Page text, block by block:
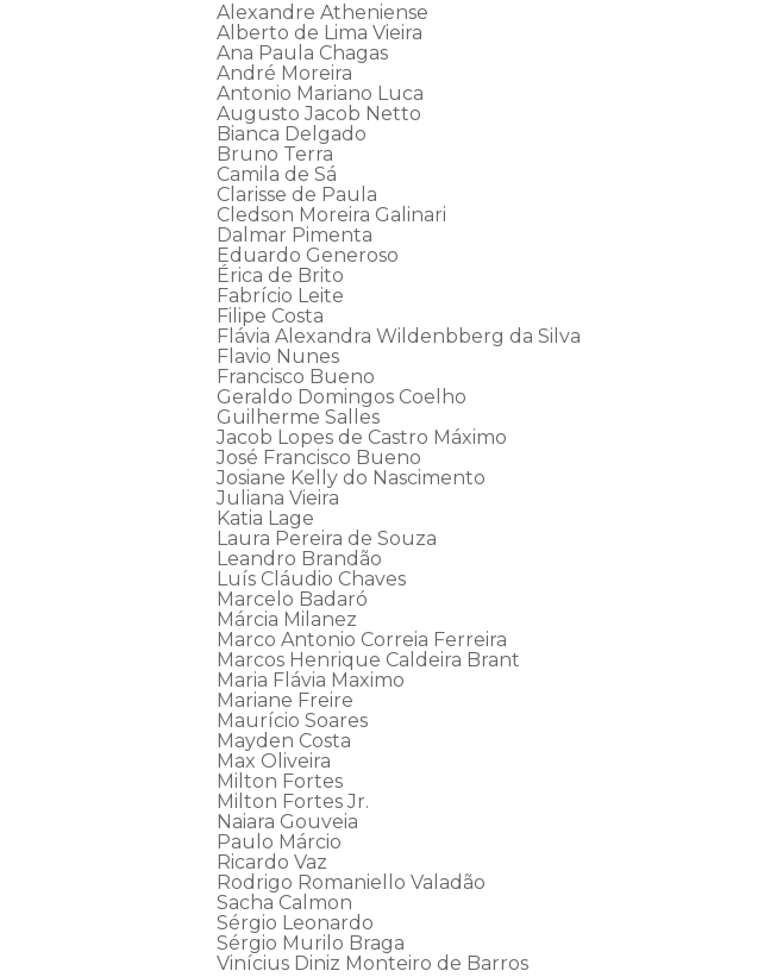
Alexandre Atheniense
Alberto de Lima Vieira
Ana Paula Chagas
André Moreira
Antonio Mariano Luca
Augusto Jacob Netto
Bianca Delgado
Bruno Terra
Camila de Sá
Clarisse de Paula
Cledson Moreira Galinari
Dalmar Pimenta
Eduardo Generoso
Érica de Brito
Fabrício Leite
Filipe Costa
Flávia Alexandra Wildenbberg da Silva
Flavio Nunes
Francisco Bueno
Geraldo Domingos Coelho
Guilherme Salles
Jacob Lopes de Castro Máximo
José Francisco Bueno
Josiane Kelly do Nascimento
Juliana Vieira
Katia Lage
Laura Pereira de Souza
Leandro Brandão
Luís Cláudio Chaves
Marcelo Badaró
Márcia Milanez
Marco Antonio Correia Ferreira
Marcos Henrique Caldeira Brant
Maria Flávia Maximo
Mariane Freire
Maurício Soares
Mayden Costa
Max Oliveira
Milton Fortes
Milton Fortes Jr.
Naiara Gouveia
Paulo Márcio
Ricardo Vaz
Rodrigo Romaniello Valadão
Sacha Calmon
Sérgio Leonardo
Sérgio Murilo Braga
Vinícius Diniz Monteiro de Barros